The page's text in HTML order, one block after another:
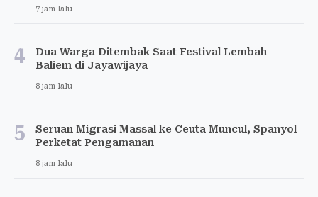
7 jam lalu
4
Dua Warga Ditembak Saat Festival Lembah
Baliem di Jayawijaya
8 jam lalu
5
Seruan Migrasi Massal ke Ceuta Muncul, Spanyol
Perketat Pengamanan
8 jam lalu